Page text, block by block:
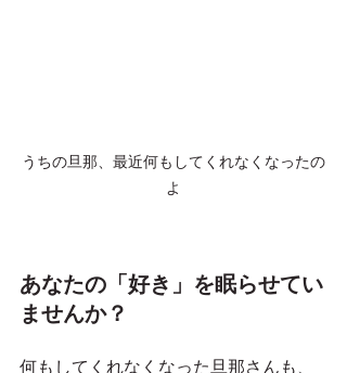
うちの旦那、最近何もしてくれなくなったの
よ
あなたの「好き」を眠らせてい
ませんか？
何もしてくれなくなった旦那さんも、